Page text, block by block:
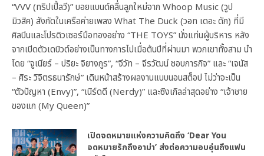
“VVV (ทริปเปิ้ลวี)” บอยแบนด์คลื่นลูกใหม่จาก Whoop Music (วูป
มิวสิค) สังกัดในเครือค่ายเพลง What The Duck (วอท เดอะ ดัก) ที่มี
ศิลปินและโปรดิวเซอร์มือทองอย่าง “THE TOYS” นั่งแท่นผู้บริหาร หลัง
จากเปิดตัวเดบิวต์อย่างเป็นทางการไปเมื่อต้นปีที่ผ่านมา พวกเขาทั้งสาม นำ
โดย “จูเนียร์ – ปริยะ จิยางกูร”, “จีวัท – จีรวัฒน์ ชอบการกิจ” และ “เจนัส
– ศิระ วิจิตรธนารักษ์” เดินหน้าสร้างผลงานแบบนอนสต็อป ไม่ว่าจะเป็น
“ตัวปัญหา (Envy)”, “เนิร์ดดี (Nerdy)” และซิงเกิลล่าสุดอย่าง “เจ้าชาย
ของแก (My Queen)”
เปิดจดหมายแห่งความคิดถึง ‘Dear You
จดหมายรักถึงอาม่า’ ส่งต่อความอบอุ่นถึงแฟน